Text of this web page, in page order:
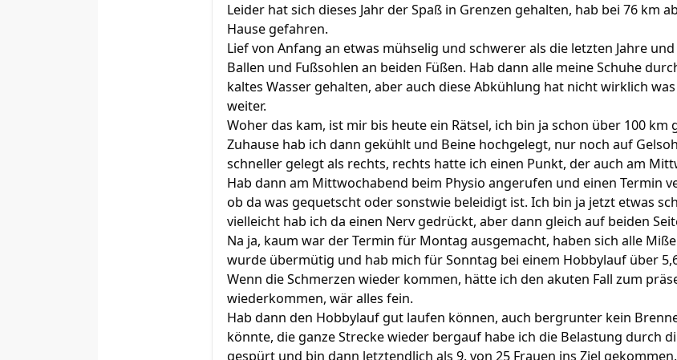
Leider hat sich dieses Jahr der Spaß in Grenzen gehalten, hab bei 76 km
Hause gefahren.
Lief von Anfang an etwas mühselig und schwerer als die letzten Jahre
Ballen und Fußsohlen an beiden Füßen. Hab dann alle meine Schuhe
kaltes Wasser gehalten, aber auch diese Abkühlung hat nicht wirklich
weiter.
Woher das kam, ist mir bis heute ein Rätsel, ich bin ja schon über 100
Zuhause hab ich dann gekühlt und Beine hochgelegt, nur noch auf
schneller gelegt als rechts, rechts hatte ich einen Punkt, der auch am
Hab dann am Mittwochabend beim Physio angerufen und einen Termin
ob da was gequetscht oder sonstwie beleidigt ist. Ich bin ja jetzt etwas
vielleicht hab ich da einen Nerv gedrückt, aber dann gleich auf beiden
Na ja, kaum war der Termin für Montag ausgemacht, haben sich alle
wurde übermütig und hab mich für Sonntag bei einem Hobbylauf über
Wenn die Schmerzen wieder kommen, hätte ich den akuten Fall zum
wiederkommen, wär alles fein.
Hab dann den Hobbylauf gut laufen können, auch bergrunter kein
könnte, die ganze Strecke wieder bergauf habe ich die Belastung durch
gespürt und bin dann letztendlich als 9. von 25 Frauen ins Ziel